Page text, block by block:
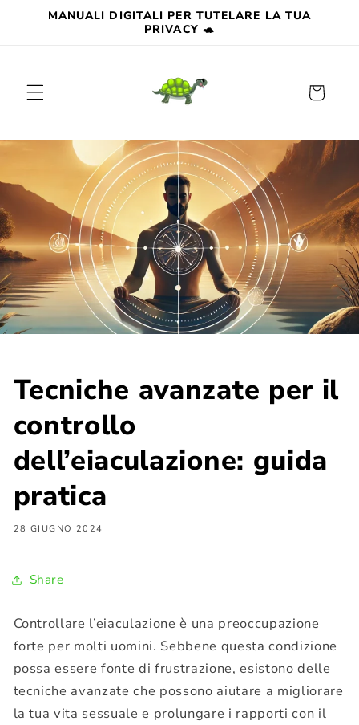
direttamente
MANUALI DIGITALI PER TUTELARE LA TUA
PRIVACY 🐢
Carrello
Tecniche avanzate per il
controllo
dell’eiaculazione: guida
pratica
28 GIUGNO 2024
Share
Controllare l’eiaculazione è una preoccupazione
forte per molti uomini. Sebbene questa condizione
possa essere fonte di frustrazione, esistono delle
tecniche avanzate che possono aiutare a migliorare
la tua vita sessuale e prolungare i rapporti con il